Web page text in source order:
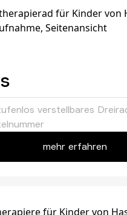
verstellbares
mehr erfahren